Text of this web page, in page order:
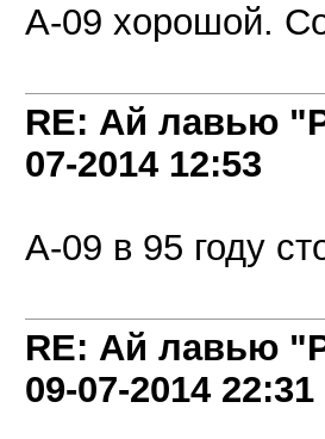
A-09 хорошой.
RE: Ай лавью
07-2014 12:53
А-09 в 95 году
RE: Ай лавью
09-07-2014 22:31